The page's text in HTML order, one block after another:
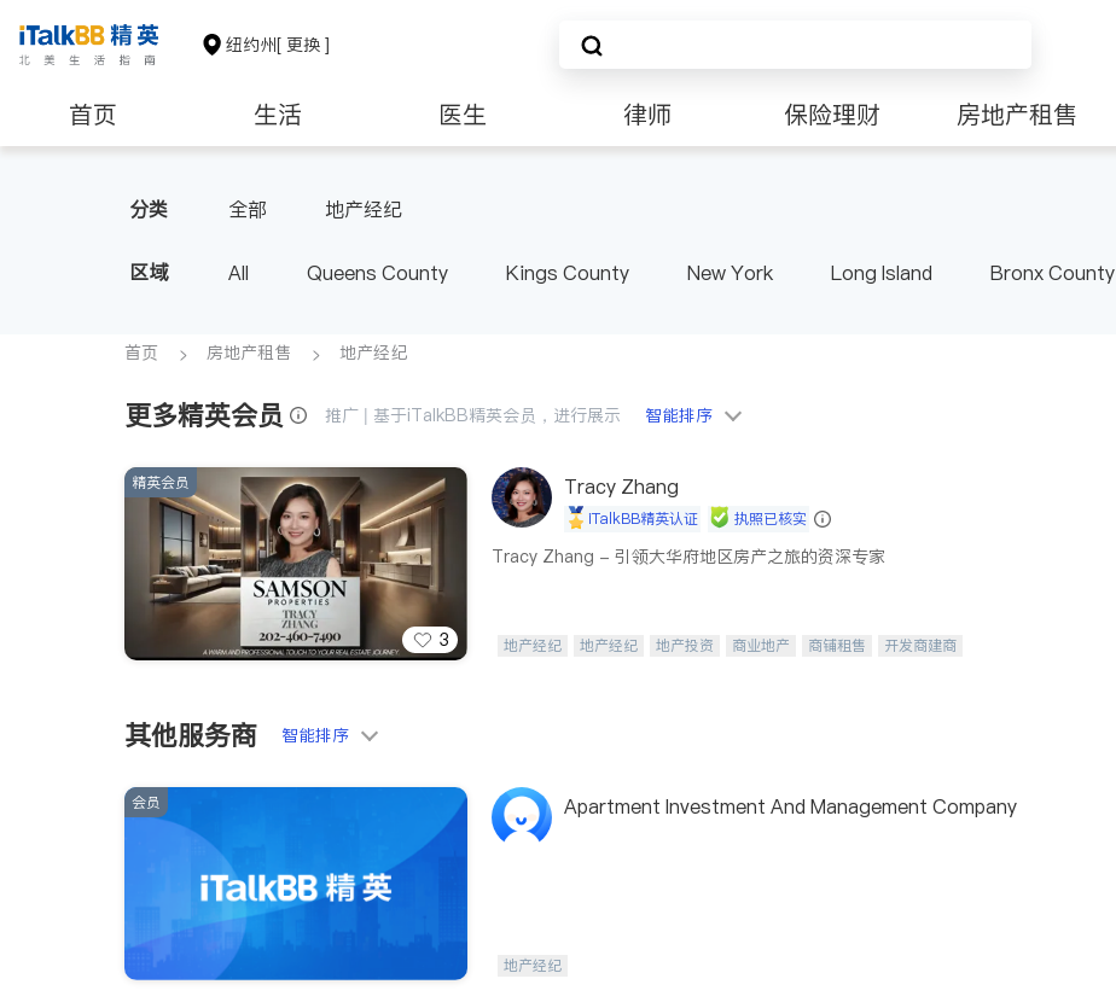
纽约州[ 更换 ]
首页 生活 医生 律师 保险理财 房地产租售
分类 全部 地产经纪
区域 All Queens County Kings County New York Long Island Bronx County
首页 房地产租售 地产经纪
更多精英会员 推广 | 基于iTalkBB精英会员，进行展示 智能排序
3
精英会员 Tracy Zhang
iTalkBB精英认证 执照已核实
Tracy Zhang - 引领大华府地区房产之旅的资深专家
地产经纪 地产经纪 地产投资 商业地产 商铺租售 开发商建商
其他服务商 智能排序
会员 Apartment Investment And Management Company
地产经纪